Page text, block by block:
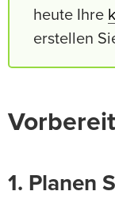
heute Ihre
erstellen
1. Planen